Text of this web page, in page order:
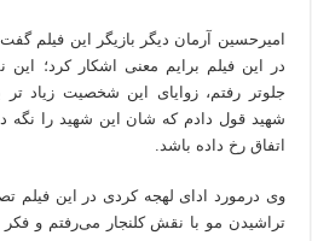
امیرحسین آرمان دیگر بازیگر این فیلم
در این فیلم برایم معنی اشکار کرد؛
جلوتر رفتم، زوایای این شخصیت زیاد
شهید قول دادم که شان این شهید را نگه
اتفاق رخ داده باشد.
وی درمورد ادای لهجه کردی در این فیلم
تراشیدن مو با نقش کلنجار می‌رفتم و